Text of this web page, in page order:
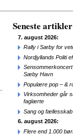
Seneste artikler
7. august 2026:
Rally i Sæby for
Nordjyllands Politi
Sæby Havn
Populære pop – &
Virksomheder går
faglærte
Sang og
6. august 2026:
Flere end 1.000